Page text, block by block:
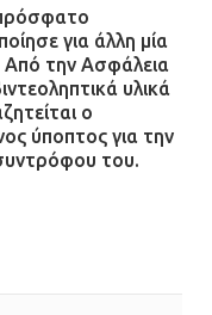
για άλλη μία
την Ασφάλεια
υλικά
ο
ύποπτος για την
του.